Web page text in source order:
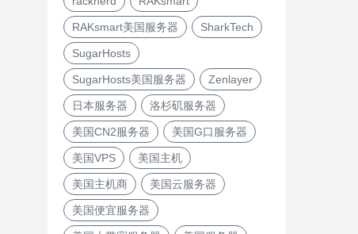
RAKsmart美国服务器 SharkTech
SugarHosts
SugarHosts美国服务器 Zenlayer
日本服务器 洛杉矶服务器
美国CN2服务器 美国G口服务器
美国VPS 美国主机
美国主机商 美国云服务器
美国便宜服务器